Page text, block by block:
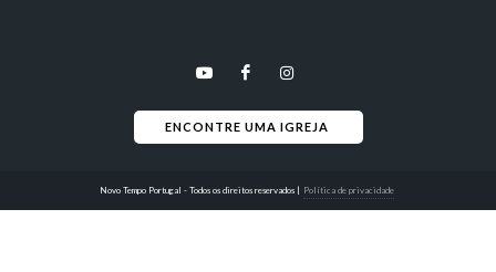
ENCONTRE UMA IGREJA
Novo Tempo Portugal - Todos os direitos reservados| Política de privacidade